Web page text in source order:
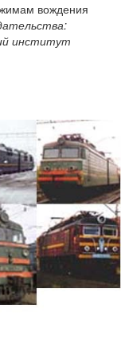
вождения
институт